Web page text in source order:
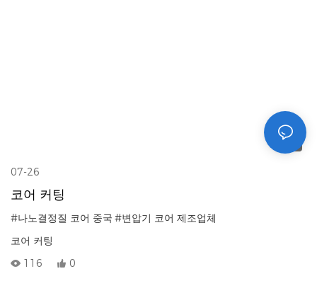
00:32
07-26
코어 커팅
#나노결정질 코어 중국 #변압기 코어 제조업체
코어 커팅
116
0